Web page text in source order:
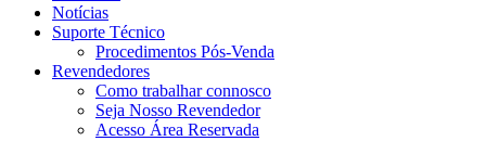
Notícias
Suporte Técnico
Procedimentos Pós-Venda
Revendedores
Como trabalhar connosco
Seja Nosso Revendedor
Acesso Área Reservada